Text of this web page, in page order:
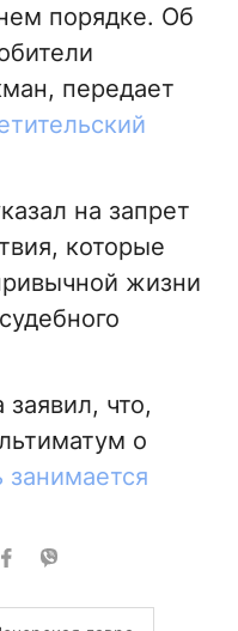
порядке. Об
передает
на запрет
которые
жизни
что,
о
занимается